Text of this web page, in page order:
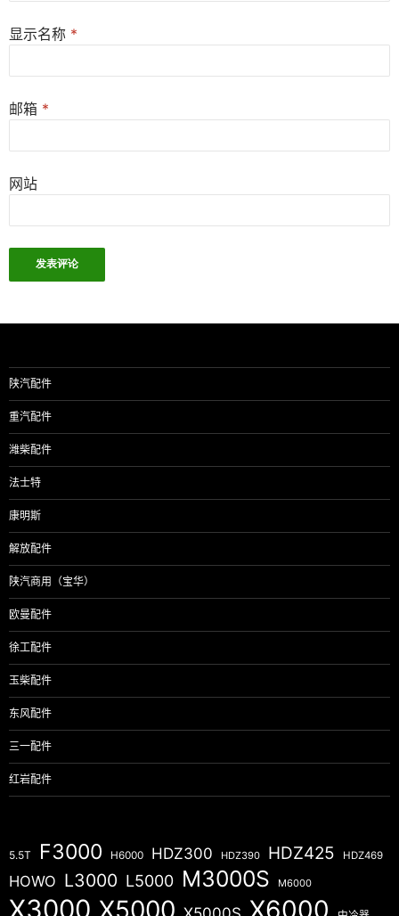
显示名称 *
邮箱 *
网站
陕汽配件
重汽配件
潍柴配件
法士特
康明斯
解放配件
陕汽商用（宝华）
欧曼配件
徐工配件
玉柴配件
东风配件
三一配件
红岩配件
5.5T F3000 H6000 HDZ300 HDZ390 HDZ425 HDZ469
HOWO L3000 L5000 M3000S M6000
X3000 X5000 X6000